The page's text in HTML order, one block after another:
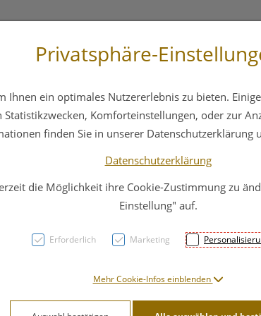
Hautpflege Familie
Privatsphäre-
Ihnen ein optimales Nutzererlebnis zu bieten.
Komforteinstellungen, oder zur
finden Sie in unserer Datenschutzerklärung
Datenschutzerklärung
die Möglichkeit ihre Cookie-Zustimmung zu
Einstellung" auf.
Erforderlich Marketing
Mehr Cookie-Infos einblenden